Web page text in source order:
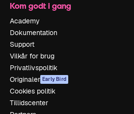
Kom godt i gang
Academy
Dokumentation
Support
Vilkår for brug
Privatlivspolitik
Originaler Early Bird
Cookies politik
Tillidscenter